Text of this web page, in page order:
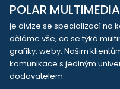
POLAR MULTIMEDIA
je divize se specializací na
děláme vše, co se týká
grafiky, weby. Našim
komunikace s jediným
dodavatelem.